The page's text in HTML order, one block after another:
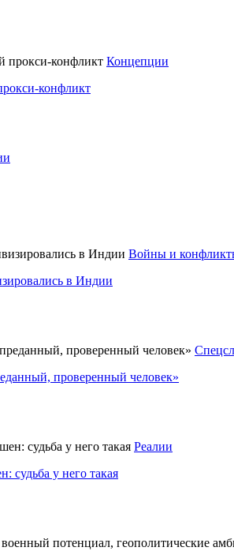
Концепции
конфликт
Войны и
в Индии
проверенный человек»
Реалии
судьба у него такая